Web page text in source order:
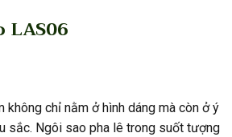
LAS06
không chỉ nằm ở hình dáng mà còn ở ý
sắc. Ngôi sao pha lê trong suốt tượng